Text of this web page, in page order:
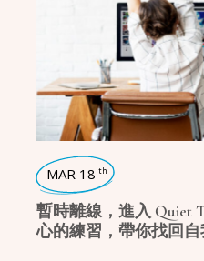
MAR 18 th
暫時離線，進入 Quiet
心的練習，帶你找回自